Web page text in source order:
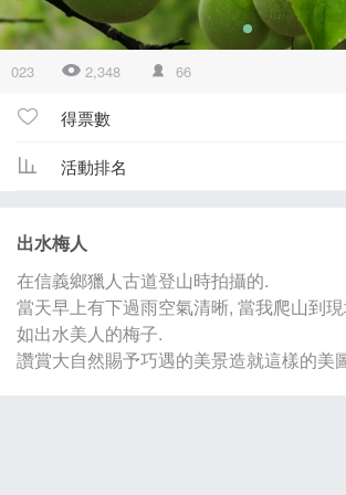
023 2,348 66
得票數
活動排名
出水梅人
在信義鄉獵人古道登山時拍攝的.
當天早上有下過雨空氣清晰, 當我爬山到
如出水美人的梅子.
讚賞大自然賜予巧遇的美景造就這樣的美